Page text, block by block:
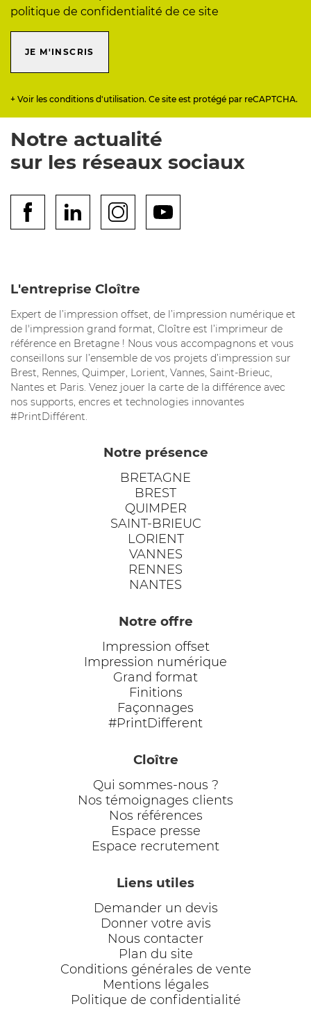
politique de confidentialité de ce site
JE M'INSCRIS
+ Voir les conditions d'utilisation. Ce site est protégé par reCAPTCHA.
Notre actualité
sur les réseaux sociaux
L'entreprise Cloître
Expert de l’impression offset, de l’impression numérique et
de l'impression grand format, Cloître est l’imprimeur de
référence en Bretagne ! Nous vous accompagnons et vous
conseillons sur l’ensemble de vos projets d’impression sur
Brest, Rennes, Quimper, Lorient, Vannes, Saint-Brieuc,
Nantes et Paris. Venez jouer la carte de la différence avec
nos supports, encres et technologies innovantes
#PrintDifférent.
Notre présence
BRETAGNE
BREST
QUIMPER
SAINT-BRIEUC
LORIENT
VANNES
RENNES
NANTES
Notre offre
Impression offset
Impression numérique
Grand format
Finitions
Façonnages
#PrintDifferent
Cloître
Qui sommes-nous ?
Nos témoignages clients
Nos références
Espace presse
Espace recrutement
Liens utiles
Demander un devis
Donner votre avis
Nous contacter
Plan du site
Conditions générales de vente
Mentions légales
Politique de confidentialité